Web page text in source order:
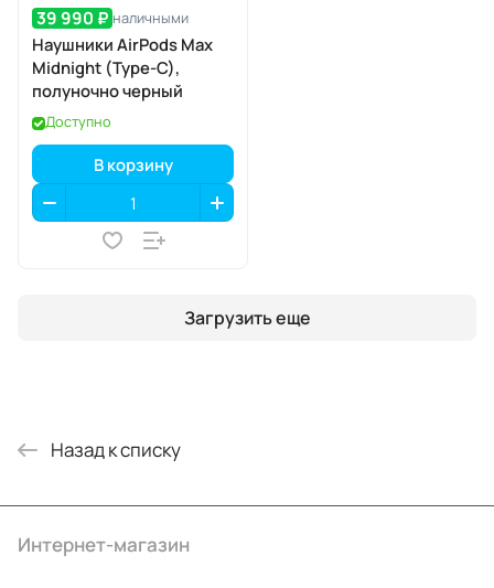
39 990 ₽ наличными
Наушники AirPods Max
Midnight (Type-C),
полуночно черный
Доступно
В корзину
Загрузить еще
Назад к списку
Интернет-магазин